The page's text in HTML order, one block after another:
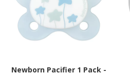
Newborn Pacifier 1 Pack -